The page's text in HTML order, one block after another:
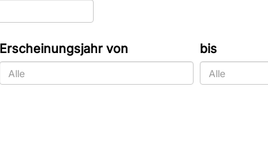
Erscheinungsjahr von bis